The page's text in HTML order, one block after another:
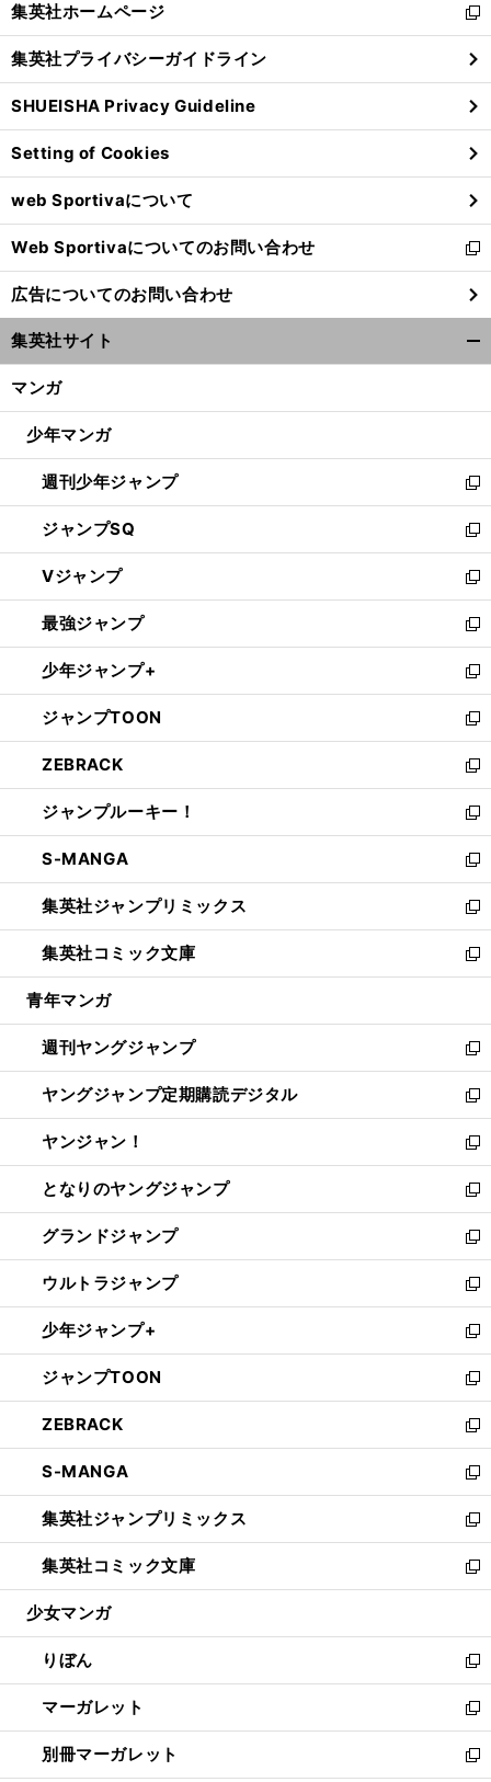
閉
る
集英社ホームページ
新
し
い
ウ
ィ
ン
ド
ウ
で
開
く
集英社プライバシーガイドライン
SHUEISHA Privacy Guideline
Setting of Cookies
web Sportivaについて
Web Sportivaについてのお問い合わせ
新
し
い
ウ
ィ
ン
ウ
開
く
広告についてのお問い合わせ
集英社サイト
マンガ
少年マンガ
週刊少年ジャンプ
新
し
い
ウ
ィ
ン
ド
ウ
で
開
く
ジャンプSQ
新
し
い
ウ
ィ
ン
ド
ウ
で
開
く
Vジャンプ
新
し
い
ウ
ィ
ン
ド
ウ
で
開
く
最強ジャンプ
新
し
い
ウ
ィ
ン
ド
ウ
で
開
く
少年ジャンプ+
新
し
い
ウ
ィ
ン
ド
ウ
で
開
く
ジャンプTOON
新
し
い
ウ
ィ
ン
ド
ウ
で
開
く
ZEBRACK
新
し
い
ウ
ィ
ン
ド
ウ
で
開
ジャンプルーキー！
新
し
い
ウ
ィ
ン
ド
ウ
開
く
S-MANGA
新
し
い
ウ
ィ
ン
ウ
で
開
く
集英社ジャンプリミックス
新
し
い
ウ
ン
ド
ウ
で
開
く
集英社コミック文庫
新
し
ウ
ィ
ン
ド
ウ
で
開
く
青年マンガ
週刊ヤングジャンプ
新
し
い
ウ
ィ
ン
ド
ウ
で
開
く
ヤングジャンプ定期購読デジタル
新
し
い
ウ
ィ
ン
ド
ウ
で
開
く
ヤンジャン！
新
し
い
ウ
ィ
ン
ド
ウ
で
開
く
となりのヤングジャンプ
新
し
い
ウ
ィ
ン
ド
ウ
で
開
く
グランドジャンプ
新
し
い
ウ
ィ
ン
ド
ウ
で
開
く
ウルトラジャンプ
新
し
い
ウ
ィ
ン
ド
ウ
で
開
く
少年ジャンプ+
新
し
い
ウ
ィ
ン
ド
ウ
で
開
く
ジャンプTOON
新
し
い
ウ
ィ
ン
ド
ウ
で
開
ZEBRACK
新
し
い
ウ
ィ
ン
ド
ウ
開
く
S-MANGA
新
し
い
ウ
ィ
ン
ウ
で
開
く
集英社ジャンプリミックス
新
し
い
ウ
ン
ド
ウ
で
開
く
集英社コミック文庫
新
し
ウ
ィ
ン
ド
ウ
で
開
少女マンガ
りぼん
新
し
い
ウ
ィ
マーガレット
新
し
い
別冊マーガレット
新